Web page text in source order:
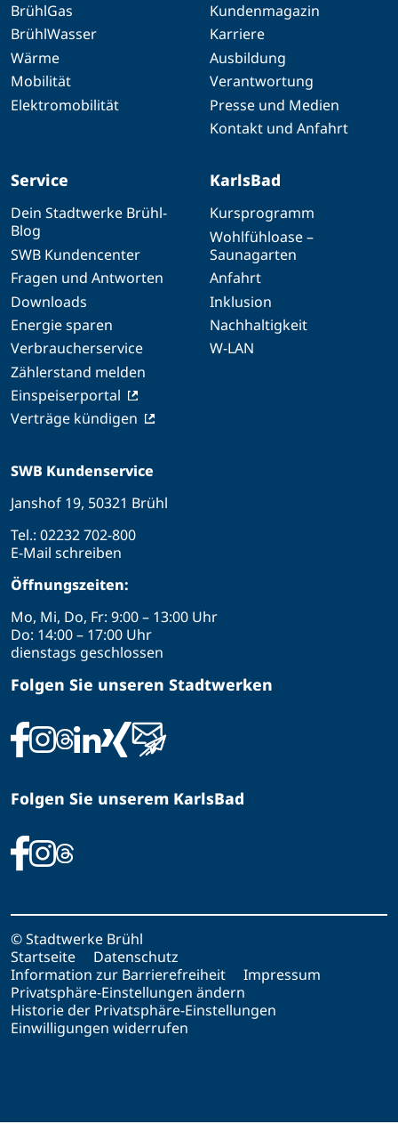
BrühlGas
BrühlWasser
Wärme
Mobilität
Elektromobilität
Kundenmagazin
Karriere
Ausbildung
Verantwortung
Presse und Medien
Kontakt und Anfahrt
Service
Dein Stadtwerke Brühl-
Blog
SWB Kundencenter
Fragen und Antworten
Downloads
Energie sparen
Verbraucherservice
Zählerstand melden
Einspeiserportal
Verträge kündigen
KarlsBad
Kursprogramm
Wohlfühloase –
Saunagarten
Anfahrt
Inklusion
Nachhaltigkeit
W-LAN
SWB Kundenservice
Janshof 19, 50321 Brühl
Tel.: 02232 702-800
E-Mail schreiben
Öffnungszeiten:
Mo, Mi, Do, Fr: 9:00 – 13:00 Uhr
Do: 14:00 – 17:00 Uhr
dienstags geschlossen
Folgen Sie unseren Stadtwerken
Folgen Sie unserem KarlsBad
© Stadtwerke Brühl
Startseite
Datenschutz
Information zur Barrierefreiheit
Impressum
Privatsphäre-Einstellungen ändern
Historie der Privatsphäre-Einstellungen
Einwilligungen widerrufen